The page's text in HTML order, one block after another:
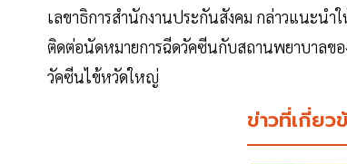
เลขาธิการสำนักงานประกันสังคม กล่าวแนะน
ติดต่อนัดหมายการฉีดวัคซีนกับสถานพยาบาลข
วัคซีนไข้หวัดใหญ่
ข่าวที่เกี่ยว